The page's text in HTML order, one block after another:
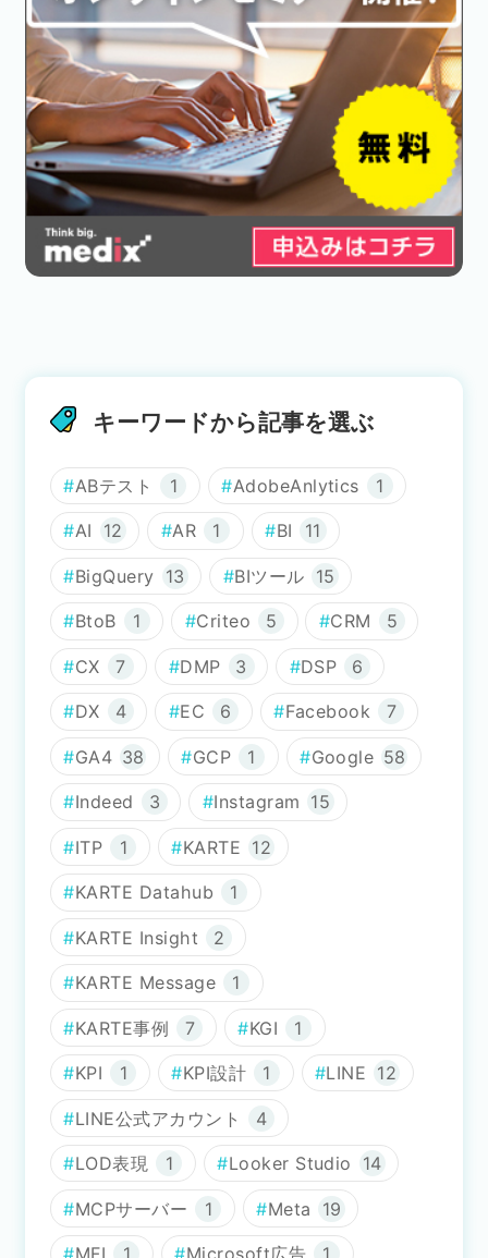
キーワードから記事を選ぶ
ABテスト 1 AdobeAnlytics 1
AI 12 AR 1 BI 11
BigQuery 13 BIツール 15
BtoB 1 Criteo 5 CRM 5
CX 7 DMP 3 DSP 6
DX 4 EC 6 Facebook 7
GA4 38 GCP 1 Google 58
Indeed 3 Instagram 15
ITP 1 KARTE 12
KARTE Datahub 1
KARTE Insight 2
KARTE Message 1
KARTE事例 7 KGI 1
KPI 1 KPI設計 1 LINE 12
LINE公式アカウント 4
LOD表現 1 Looker Studio 14
MCPサーバー 1 Meta 19